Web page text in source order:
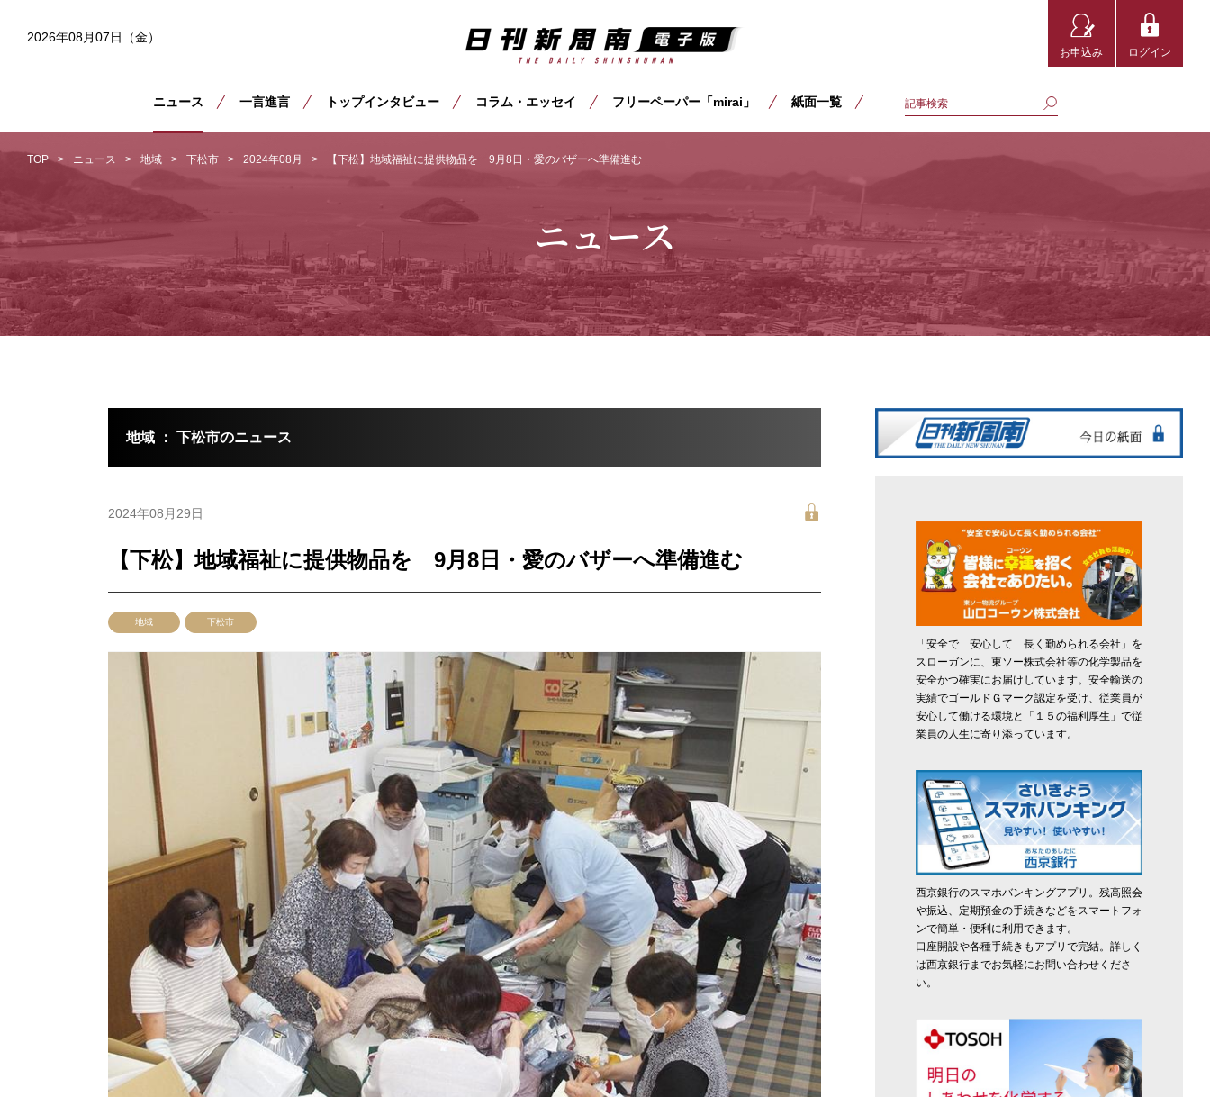
2026年08月07日（金）
お申込み ログイン
ニュース 一言進言 トップインタビュー コラム・エッセイ フリーペーパー「mirai」 紙面一覧
TOP ニュース 地域 下松市 2024年08月 【下松】地域福祉に提供物品を 9月8日・愛のバザーへ準備進む
ニュース
地域 ： 下松市のニュース
2024年08月29日
【下松】地域福祉に提供物品を 9月8日・愛のバザーへ準備進む
地域 下松市
「安全で 安心して 長く勤められる会社」を
スローガンに、東ソー株式会社等の化学製品を
安全かつ確実にお届けしています。安全輸送の
実績でゴールドＧマーク認定を受け、従業員が
安心して働ける環境と「１５の福利厚生」で従
業員の人生に寄り添っています。
西京銀行のスマホバンキングアプリ。残高照会
や振込、定期預金の手続きなどをスマートフォ
ンで簡単・便利に利用できます。
口座開設や各種手続きもアプリで完結。詳しく
は西京銀行までお気軽にお問い合わせくださ
い。